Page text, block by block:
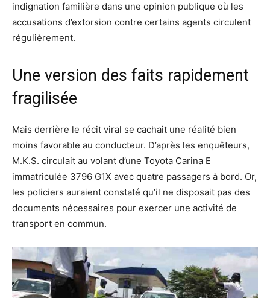
indignation familière dans une opinion publique où les
accusations d’extorsion contre certains agents circulent
régulièrement.
Une version des faits rapidement
fragilisée
Mais derrière le récit viral se cachait une réalité bien
moins favorable au conducteur. D’après les enquêteurs,
M.K.S. circulait au volant d’une Toyota Carina E
immatriculée 3796 G1X avec quatre passagers à bord. Or,
les policiers auraient constaté qu’il ne disposait pas des
documents nécessaires pour exercer une activité de
transport en commun.